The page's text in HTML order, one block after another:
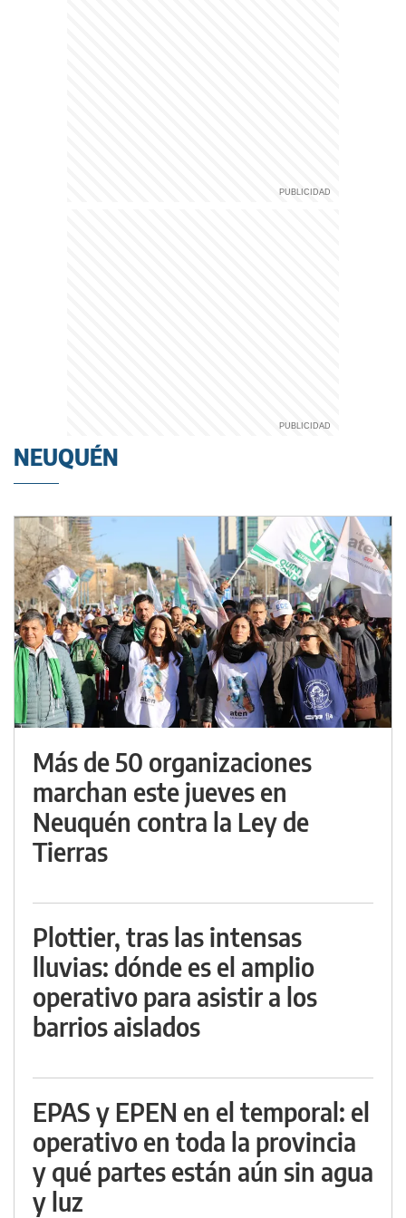
NEUQUÉN
Más de 50 organizaciones
marchan este jueves en
Neuquén contra la Ley de
Tierras
Plottier, tras las intensas
lluvias: dónde es el amplio
operativo para asistir a los
barrios aislados
EPAS y EPEN en el temporal: el
operativo en toda la provincia
y qué partes están aún sin agua
y luz